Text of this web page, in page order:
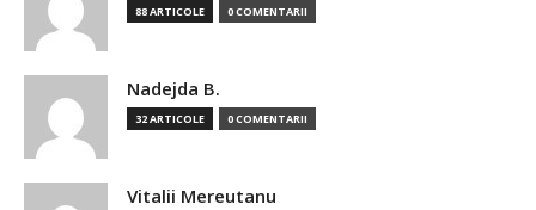
88 ARTICOLE 0 COMENTARII
Nadejda B.
32 ARTICOLE 0 COMENTARII
Vitalii Mereutanu